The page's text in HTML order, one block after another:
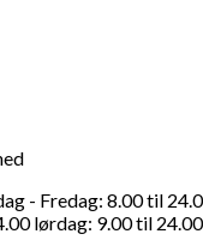
- Fredag: 8.00 til
lørdag: 9.00 til